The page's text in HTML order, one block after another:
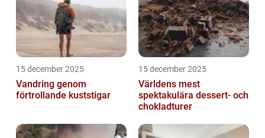
15 december 2025
Vandring genom
förtrollande kuststigar
15 december 2025
Världens mest
spektakulära dessert- och
chokladturer